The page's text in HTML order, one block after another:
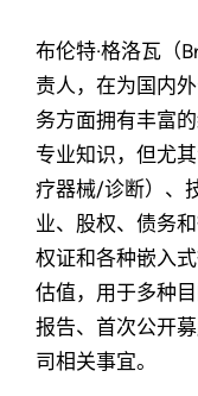
布伦特·格洛瓦（
责人，在为国内
务方面拥有丰富
专业知识，但尤
疗器械/诊断）、
业、股权、债务
权证和各种嵌入
估值，用于多种
报告、首次公开
司相关事宜。